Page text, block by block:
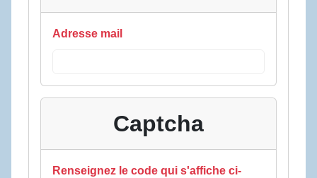
Adresse mail
Captcha
Renseignez le code qui s'affiche ci-